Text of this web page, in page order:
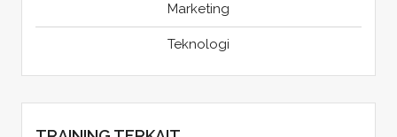
Marketing
Teknologi